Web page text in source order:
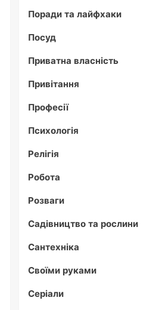
Поради та лайфхаки
Посуд
Приватна власність
Привітання
Професії
Психологія
Релігія
Робота
Розваги
Садівництво та рослини
Сантехніка
Своїми руками
Серіали